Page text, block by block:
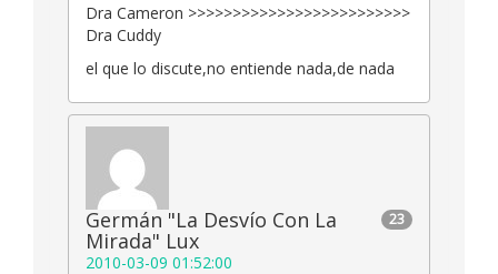
Dra Cameron >>>>>>>>>>>>>>>>>>>>>>>>>
Dra Cuddy
el que lo discute,no entiende nada,de nada
23
Germán "La Desvío Con La
Mirada" Lux
2010-03-09 01:52:00